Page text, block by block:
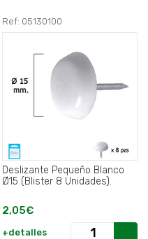
Ref: 05130100
Deslizante Pequeño Blanco
Ø15 (Blister 8 Unidades).
2,05€
+detalles